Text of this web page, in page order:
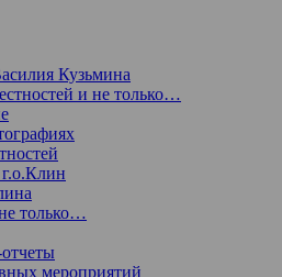
Кузьмина
и не только…
только…
мероприятий